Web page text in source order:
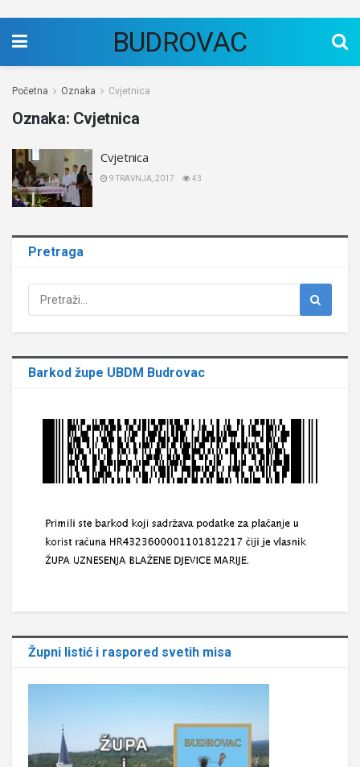
BUDROVAC
Početna Oznaka Cvjetnica
Oznaka: Cvjetnica
Cvjetnica
9 TRAVNJA, 2017 43
Pretraga
Barkod župe UBDM Budrovac
Župni listić i raspored svetih misa